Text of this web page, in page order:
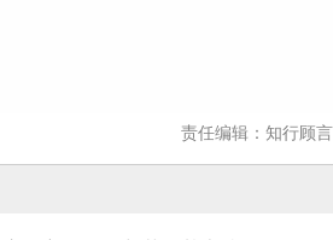
责任编辑：知行顾言